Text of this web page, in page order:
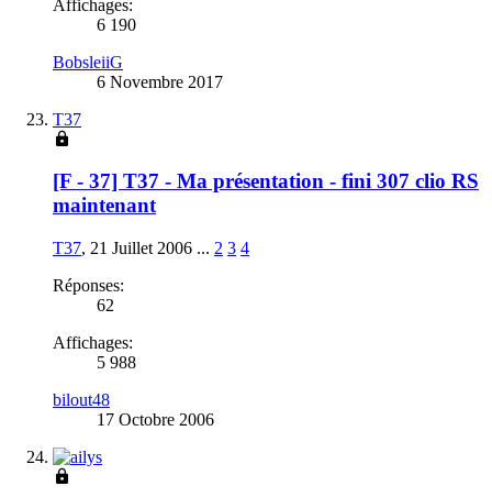
Affichages:
6 190
BobsleiiG
6 Novembre 2017
T37
[F - 37] T37 - Ma présentation - fini 307 clio RS
maintenant
T37, 21 Juillet 2006 ... 2 3 4
Réponses:
62
Affichages:
5 988
bilout48
17 Octobre 2006